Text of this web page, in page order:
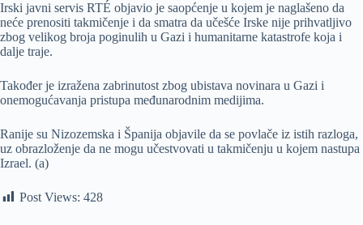
Irski javni servis RTÉ objavio je saopćenje u kojem je naglašeno da
neće prenositi takmičenje i da smatra da učešće Irske nije prihvatljivo
zbog velikog broja poginulih u Gazi i humanitarne katastrofe koja i
dalje traje.
Također je izražena zabrinutost zbog ubistava novinara u Gazi i
onemogućavanja pristupa međunarodnim medijima.
Ranije su Nizozemska i Španija objavile da se povlače iz istih razloga,
uz obrazloženje da ne mogu učestvovati u takmičenju u kojem nastupa
Izrael. (a)
Post Views: 428